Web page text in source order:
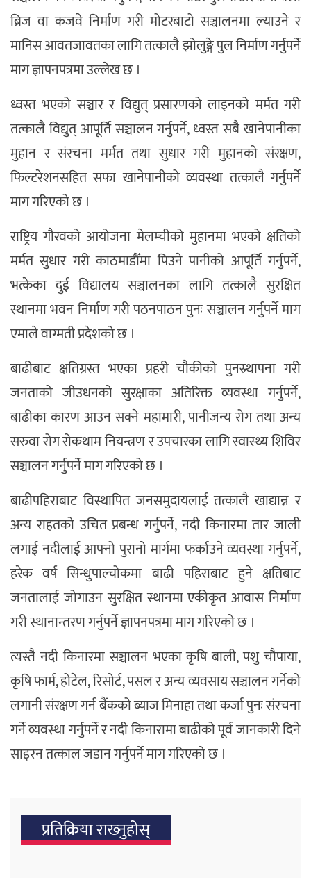
ब्रिज वा कजवे निर्माण गरी मोटरबाटो सञ्चालनमा ल्याउने र
मानिस आवतजावतका लागि तत्कालै झोलुङ्गे पुल निर्माण गर्नुपर्ने
माग ज्ञापनपत्रमा उल्लेख छ ।
ध्वस्त भएको सञ्चार र विद्युत् प्रसारणको लाइनको मर्मत गरी
तत्कालै विद्युत् आपूर्ति सञ्चालन गर्नुपर्ने, ध्वस्त सबै खानेपानीका
मुहान र संरचना मर्मत तथा सुधार गरी मुहानको संरक्षण,
फिल्टरेशनसहित सफा खानेपानीको व्यवस्था तत्कालै गर्नुपर्ने
माग गरिएको छ ।
राष्ट्रिय गौरवको आयोजना मेलम्चीको मुहानमा भएको क्षतिको
मर्मत सुधार गरी काठमाडौँमा पिउने पानीको आपूर्ति गर्नुपर्ने,
भत्केका दुई विद्यालय सञ्चालनका लागि तत्कालै सुरक्षित
स्थानमा भवन निर्माण गरी पठनपाठन पुनः सञ्चालन गर्नुपर्ने माग
एमाले वाग्मती प्रदेशको छ ।
बाढीबाट क्षतिग्रस्त भएका प्रहरी चौकीको पुनस्र्थापना गरी
जनताको जीउधनको सुरक्षाका अतिरिक्त व्यवस्था गर्नुपर्ने,
बाढीका कारण आउन सक्ने महामारी, पानीजन्य रोग तथा अन्य
सरुवा रोग रोकथाम नियन्त्रण र उपचारका लागि स्वास्थ्य शिविर
सञ्चालन गर्नुपर्ने माग गरिएको छ ।
बाढीपहिराबाट विस्थापित जनसमुदायलाई तत्कालै खाद्यान्न र
अन्य राहतको उचित प्रबन्ध गर्नुपर्ने, नदी किनारमा तार जाली
लगाई नदीलाई आफ्नो पुरानो मार्गमा फर्काउने व्यवस्था गर्नुपर्ने,
हरेक वर्ष सिन्धुपाल्चोकमा बाढी पहिराबाट हुने क्षतिबाट
जनतालाई जोगाउन सुरक्षित स्थानमा एकीकृत आवास निर्माण
गरी स्थानान्तरण गर्नुपर्ने ज्ञापनपत्रमा माग गरिएको छ ।
त्यस्तै नदी किनारमा सञ्चालन भएका कृषि बाली, पशु चौपाया,
कृषि फार्म, होटेल, रिसोर्ट, पसल र अन्य व्यवसाय सञ्चालन गर्नेको
लगानी संरक्षण गर्न बैंकको ब्याज मिनाहा तथा कर्जा पुनः संरचना
गर्ने व्यवस्था गर्नुपर्ने र नदी किनारामा बाढीको पूर्व जानकारी दिने
साइरन तत्काल जडान गर्नुपर्ने माग गरिएको छ ।
प्रतिक्रिया राख्‍नुहोस्